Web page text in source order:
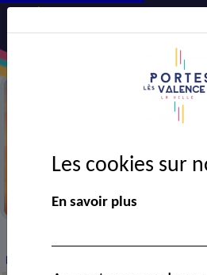
Recrutement ADECCO
Les cookies sur
En savoir plus